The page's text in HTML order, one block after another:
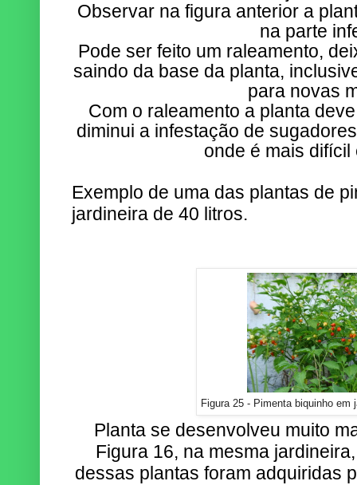
Observar na figura anterior a
na parte
Pode ser feito um raleamento,
saindo da base da planta,
para novas
Com o raleamento a planta
diminui a infestação de
onde é mais difícil
Exemplo de uma das plantas de
jardineira de 40 litros.
Figura 25 - Pimenta biquinho em
Planta se desenvolveu muito
Figura 16, na mesma
dessas plantas foram adquiridas